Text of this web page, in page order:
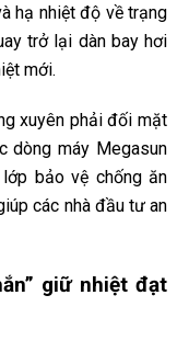
hạ nhiệt độ về trạng
trở lại dàn bay hơi
mới.
xuyên phải đối mặt
dòng máy Megasun
bảo vệ chống ăn
các nhà đầu tư an
giữ nhiệt đạt